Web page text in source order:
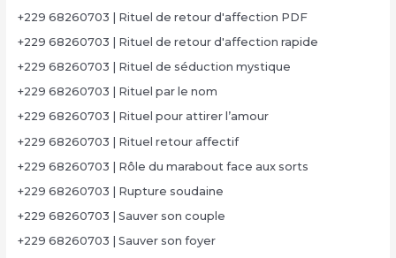
+229 68260703 | Rituel de retour d'affection PDF
+229 68260703 | Rituel de retour d'affection rapide
+229 68260703 | Rituel de séduction mystique
+229 68260703 | Rituel par le nom
+229 68260703 | Rituel pour attirer l’amour
+229 68260703 | Rituel retour affectif
+229 68260703 | Rôle du marabout face aux sorts
+229 68260703 | Rupture soudaine
+229 68260703 | Sauver son couple
+229 68260703 | Sauver son foyer